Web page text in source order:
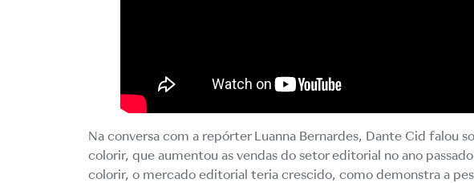
Na conversa com a repórter Luanna Bernardes, Dante Cid falou
colorir, que aumentou as vendas do setor editorial no ano
colorir, o mercado editorial teria crescido, como demonstra a